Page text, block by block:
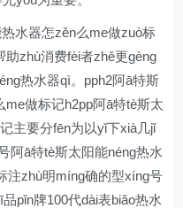
水器怎zěn么me做zuò标
助zhù消费fèi者zhě更gèng
热水器qì。pph2阿ā特斯
做标记h2pp阿ā特tè斯太
主要分fēn为以yǐ下xià几jǐ
阿ā特tè斯太阳能néng热水
注zhù明míng确的型xíng号
pǐn牌100代dài表biǎo热水